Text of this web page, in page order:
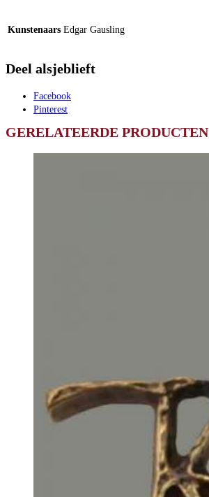
Kunstenaars Edgar Gausling
Deel alsjeblieft
Facebook
Pinterest
GERELATEERDE PRODUCTEN